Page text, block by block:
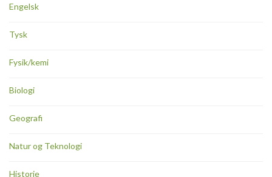
Engelsk
Tysk
Fysik/kemi
Biologi
Geografi
Natur og Teknologi
Historie